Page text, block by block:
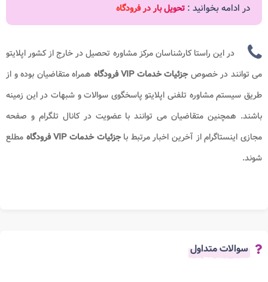
در ادامه بخوانید : تحویل بار در فرودگاه
در این راستا کارشناسان مرکز مشاوره تحصیل در خارج از کشور اپلایتو
می توانند در خصوصجزئیات خدمات VIP فرودگاه
همراه متقاضیان بوده و از
طریق سیستم مشاوره تلفنی اپلایتو پاسخگوی سوالات و شبهات در این زمینه
باشند. همچنین متقاضیان می توانند با عضویت در کانال تلگرام و صفحه
مجازی اینستاگرام از آخرین اخبار مرتبط باجزئیات خدمات VIP فرودگاه
مطلع
شوند.
سوالات متداول